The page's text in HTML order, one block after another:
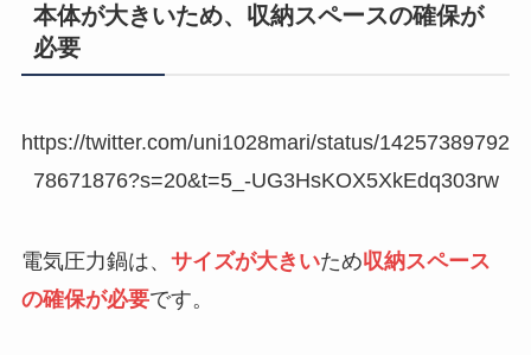
本体が大きいため、収納スペースの確保が
必要
https://twitter.com/uni1028mari/status/14257389792
78671876?s=20&t=5_-UG3HsKOX5XkEdq303rw
電気圧力鍋は、 サイズが大きいため収納スペース
の確保が必要です。